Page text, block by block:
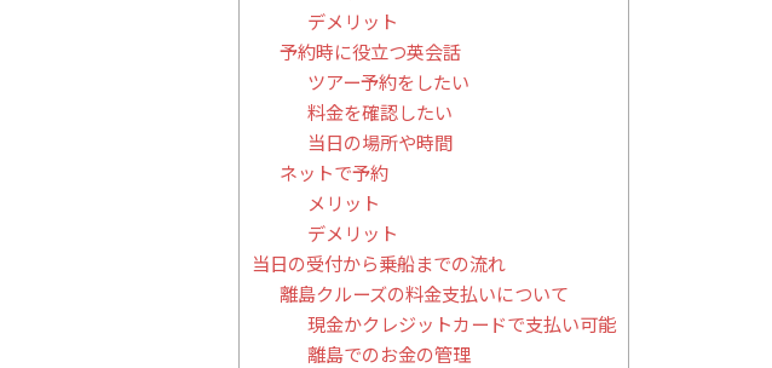
デメリット
予約時に役立つ英会話
ツアー予約をしたい
料金を確認したい
当日の場所や時間
ネットで予約
メリット
デメリット
当日の受付から乗船までの流れ
離島クルーズの料金支払いについて
現金かクレジットカードで支払い可能
離島でのお金の管理